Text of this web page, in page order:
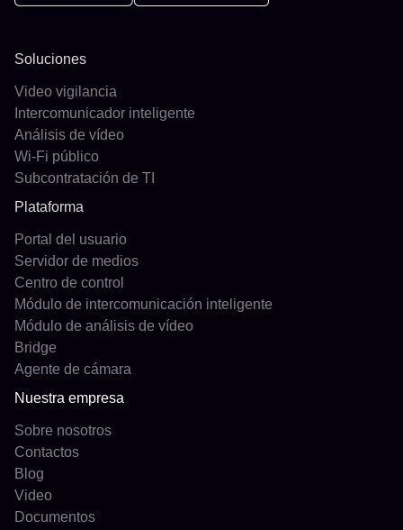
Soluciones
Video vigilancia
Intercomunicador inteligente
Análisis de vídeo
Wi-Fi público
Subcontratación de TI
Plataforma
Portal del usuario
Servidor de medios
Centro de control
Módulo de intercomunicación inteligente
Módulo de análisis de vídeo
Bridge
Agente de cámara
Nuestra empresa
Sobre nosotros
Contactos
Blog
Video
Documentos